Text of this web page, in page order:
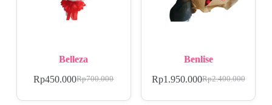
Belleza
Rp700.000
Rp450.000
Benlise
Rp2.400.000
Rp1.950.000